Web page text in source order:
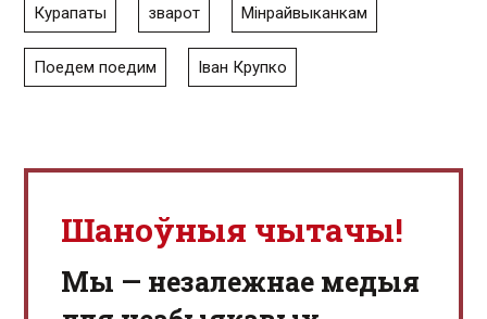
Курапаты зварот Мінрайвыканкам
Поедем поедим Іван Крупко
Шаноўныя чытачы!
Мы — незалежнае медыя